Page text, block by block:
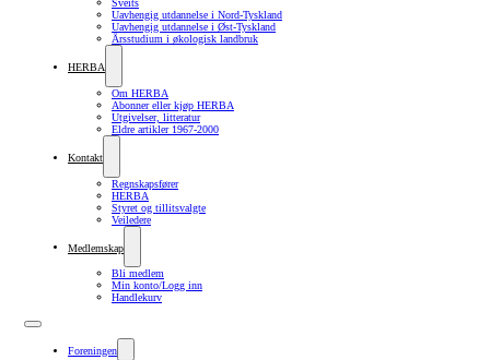
Sveits
Uavhengig utdannelse i Nord-Tyskland
Uavhengig utdannelse i Øst-Tyskland
Årsstudium i økologisk landbruk
HERBA
Om HERBA
Abonner eller kjøp HERBA
Utgivelser, litteratur
Eldre artikler 1967-2000
Kontakt
Regnskapsfører
HERBA
Styret og tillitsvalgte
Veiledere
Medlemskap
Bli medlem
Min konto/Logg inn
Handlekurv
Foreningen